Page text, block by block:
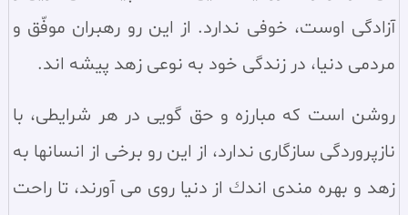
آزادگى اوست، خوفى ندارد. از اين رو رهبران موفّق و
مردمى دنيا، در زندگى خود به نوعى زهد پيشه اند.
روشن است كه مبارزه و حق گويى در هر شرايطى، با
نازپروردگى سازگارى ندارد، از اين رو برخى از انسانها به
زهد و بهره مندى اندك از دنيا روى مى آورند، تا راحت